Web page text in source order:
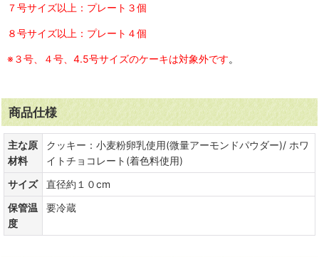
７号サイズ以上：プレート３個
８号サイズ以上：プレート４個
※３号、４号、4.5号サイズのケーキは対象外です。
商品仕様
主な原
材料
クッキー：小麦粉卵乳使用(微量アーモンドパウダー)/ ホワ
イトチョコレート(着色料使用)
サイズ
直径約１０cm
保管温
度
要冷蔵